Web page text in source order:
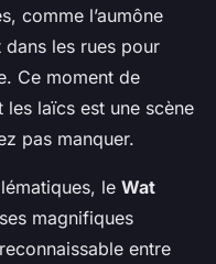
comme l’aumône
les rues pour
Ce moment de
laïcs est une scène
pas manquer.
le Wat
magnifiques
entre